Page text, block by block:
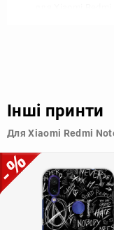
планують
Узагалі, чохол для
допомагає захистити
Інші принти
Для Xiaomi Redmi